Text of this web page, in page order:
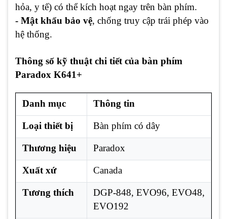
hỏa, y tế) có thể kích hoạt ngay trên bàn phím.
- Mật khẩu bảo vệ, chống truy cập trái phép vào
hệ thống.
Thông số kỹ thuật chi tiết của bàn phím
Paradox K641+
Danh mục Thông tin
Loại thiết bị Bàn phím có dây
Thương hiệu Paradox
Xuất xứ Canada
Tương thích
DGP-848, EVO96, EVO48,
EVO192